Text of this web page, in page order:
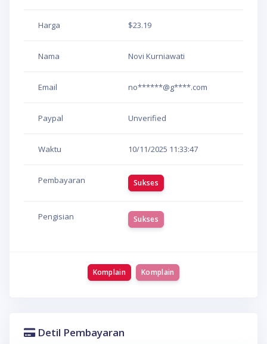
Harga $23.19
Nama Novi Kurniawati
Email no******@g****.com
Paypal Unverified
Waktu 10/11/2025 11:33:47
Pembayaran Sukses
Pengisian Sukses
Komplain Komplain
Detil Pembayaran